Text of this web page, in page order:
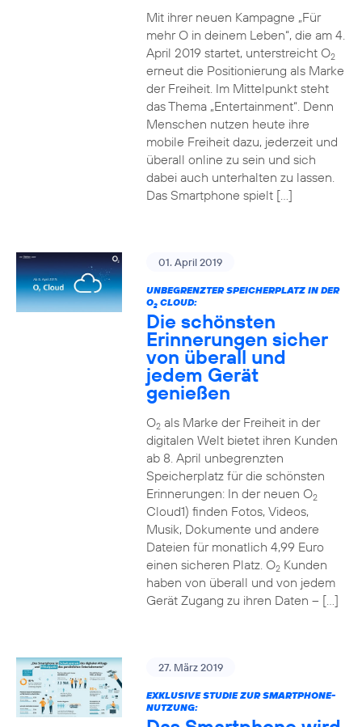
Mit ihrer neuen Kampagne „Für
mehr O in deinem Leben“, die am 4.
April 2019 startet, unterstreicht O2
erneut die Positionierung als Marke
der Freiheit. Im Mittelpunkt steht
das Thema „Entertainment“. Denn
Menschen nutzen heute ihre
mobile Freiheit dazu, jederzeit und
überall online zu sein und sich
dabei auch unterhalten zu lassen.
Das Smartphone spielt […]
01. April 2019
UNBEGRENZTER SPEICHERPLATZ IN DER
O2CLOUD:
Die schönsten
Erinnerungen sicher
von überall und
jedem Gerät
genießen
O2als Marke der Freiheit in der
digitalen Welt bietet ihren Kunden
ab 8. April unbegrenzten
Speicherplatz für die schönsten
Erinnerungen: In der neuen O2
Cloud1) finden Fotos, Videos,
Musik, Dokumente und andere
Dateien für monatlich 4,99 Euro
einen sicheren Platz. O2Kunden
haben von überall und von jedem
Gerät Zugang zu ihren Daten – […]
27. März 2019
EXKLUSIVE STUDIE ZUR SMARTPHONE-
NUTZUNG: